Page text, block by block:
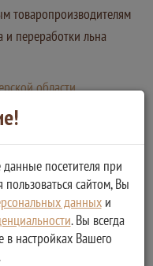
товаропроизводителям
и переработки льна
области
посетителя при
сайтом, Вы
данныхи
. Вы всегда
настройках Вашего